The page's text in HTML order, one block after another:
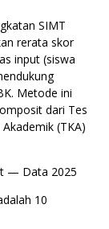
SIMT
rerata skor
input (siswa
Metode ini
dari Tes
(TKA)
— Data 2025
10